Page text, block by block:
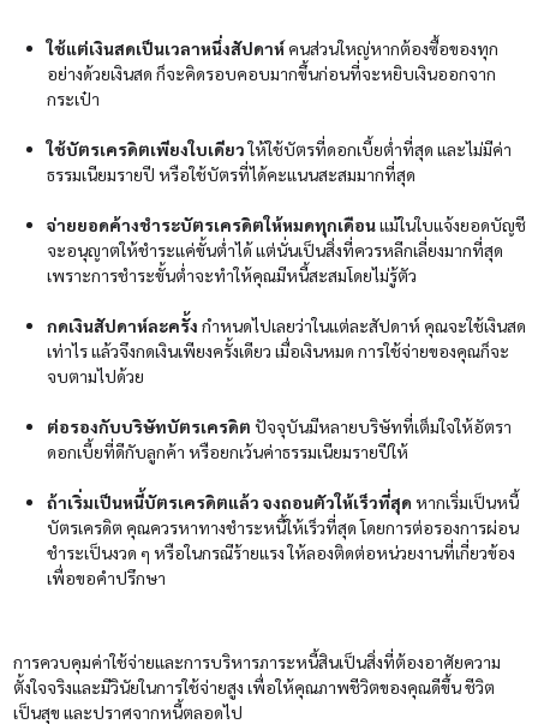
ใช้แต่เงินสดเป็นเวลาหนึ่งสัปดาห์คนส่วนใหญ่หากต้องซื้อของทุก
อย่างด้วยเงินสด ก็จะคิดรอบคอบมากขึ้นก่อนที่จะหยิบเงินออกจาก
กระเป๋า
ใช้บัตรเครดิตเพียงใบเดียวให้ใช้บัตรที่ดอกเบี้ยต่ำที่สุด และไม่มีค่า
ธรรมเนียมรายปี หรือใช้บัตรที่ได้คะแนนสะสมมากที่สุด
จ่ายยอดค้างชำระบัตรเครดิตให้หมดทุกเดือนแม้ในใบแจ้งยอดบัญชี
จะอนุญาตให้ชำระแค่ขั้นต่ำได้ แต่นั่นเป็นสิ่งที่ควรหลีกเลี่ยงมากที่สุด
เพราะการชำระขั้นต่ำจะทำให้คุณมีหนี้สะสมโดยไม่รู้ตัว
กดเงินสัปดาห์ละครั้ง กำหนดไปเลยว่าในแต่ละสัปดาห์ คุณจะใช้เงินสด
เท่าไร แล้วจึงกดเงินเพียงครั้งเดียว เมื่อเงินหมด การใช้จ่ายของคุณก็จะ
จบตามไปด้วย
ต่อรองกับบริษัทบัตรเครดิต ปัจจุบันมีหลายบริษัทที่เต็มใจให้อัตรา
ดอกเบี้ยที่ดีกับลูกค้า หรือยกเว้นค่าธรรมเนียมรายปีให้
ถ้าเริ่มเป็นหนี้บัตรเครดิตแล้ว จงถอนตัวให้เร็วที่สุด หากเริ่มเป็นหนี้
บัตรเครดิต คุณควรหาทางชำระหนี้ให้เร็วที่สุด โดยการต่อรองการผ่อน
ชำระเป็นงวด ๆ หรือในกรณีร้ายแรง ให้ลองติดต่อหน่วยงานที่เกี่ยวข้อง
เพื่อขอคำปรึกษา
การควบคุมค่าใช้จ่ายและการบริหารภาระหนี้สินเป็นสิ่งที่ต้องอาศัยความ
ตั้งใจจริงและมีวินัยในการใช้จ่ายสูง เพื่อให้คุณภาพชีวิตของคุณดีขึ้น ชีวิต
เป็นสุข และปราศจากหนี้ตลอดไป